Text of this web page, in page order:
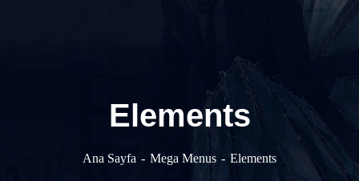
Elements
Ana Sayfa Mega Menus Elements